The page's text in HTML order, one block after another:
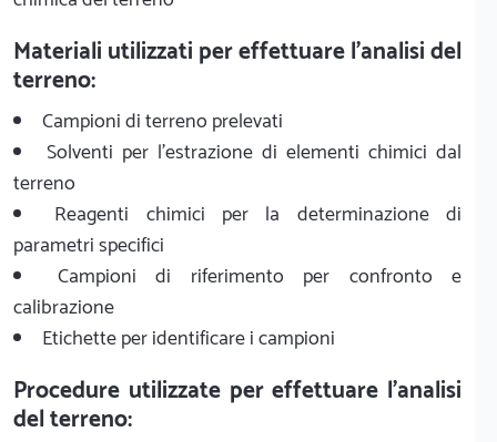
Materiali utilizzati per effettuare l'analisi del
terreno:
Campioni di terreno prelevati
Solventi per l'estrazione di elementi chimici dal
terreno
Reagenti chimici per la determinazione di
parametri specifici
Campioni di riferimento per confronto e
calibrazione
Etichette per identificare i campioni
Procedure utilizzate per effettuare l'analisi
del terreno: